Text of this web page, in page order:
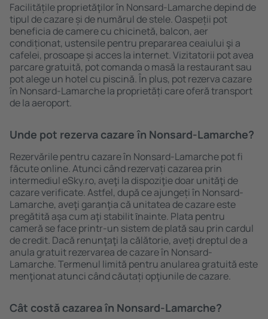
Facilitățile proprietăţilor în Nonsard-Lamarche depind de
tipul de cazare și de numărul de stele. Oaspeții pot
beneficia de camere cu chicinetă, balcon, aer
condiționat, ustensile pentru prepararea ceaiului şi a
cafelei, prosoape și acces la internet. Vizitatorii pot avea
parcare gratuită, pot comanda o masă la restaurant sau
pot alege un hotel cu piscină. În plus, pot rezerva cazare
în Nonsard-Lamarche la proprietăți care oferă transport
de la aeroport.
Unde pot rezerva cazare în Nonsard-Lamarche?
Rezervările pentru cazare în Nonsard-Lamarche pot fi
făcute online. Atunci când rezervați cazarea prin
intermediul eSky.ro, aveţi la dispoziţie doar unităţi de
cazare verificate. Astfel, după ce ajungeți în Nonsard-
Lamarche, aveţi garanţia că unitatea de cazare este
pregătită aşa cum aţi stabilit ȋnainte. Plata pentru
cameră se face printr-un sistem de plată sau prin cardul
de credit. Dacă renunţaţi la călătorie, aveți dreptul de a
anula gratuit rezervarea de cazare în Nonsard-
Lamarche. Termenul limită pentru anularea gratuită este
menţionat atunci când căutați opţiunile de cazare.
Cât costă cazarea în Nonsard-Lamarche?